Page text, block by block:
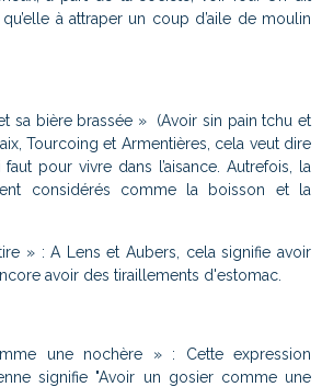
à attraper un coup d’aile de moulin
sa bière brassée » (Avoir sin pain tchu et
Tourcoing et Armentières, cela veut dire
pour vivre dans l’aisance. Autrefois, la
considérés comme la boisson et la
» : A Lens et Aubers, cela signifie avoir
avoir des tiraillements d'estomac.
une nochère » : Cette expression
signifie "Avoir un gosier comme une